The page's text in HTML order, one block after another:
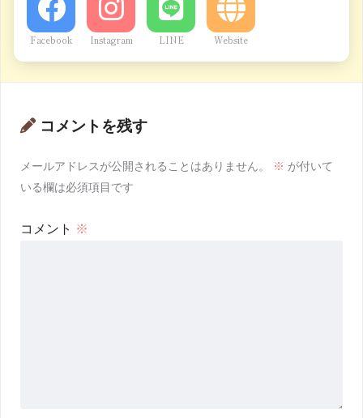
Facebook Instagram LINE Website
コメントを残す
メールアドレスが公開されることはありません。 ※ が付いて
いる欄は必須項目です
コメント ※